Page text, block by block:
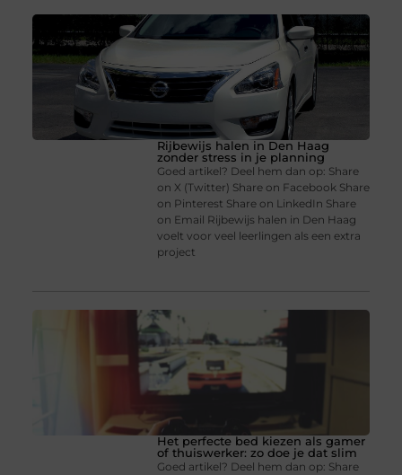
Rijbewijs halen in Den Haag
zonder stress in je planning
Goed artikel? Deel hem dan op: Share
on X (Twitter) Share on Facebook Share
on Pinterest Share on LinkedIn Share
on Email Rijbewijs halen in Den Haag
voelt voor veel leerlingen als een extra
project
Het perfecte bed kiezen als gamer
of thuiswerker: zo doe je dat slim
Goed artikel? Deel hem dan op: Share